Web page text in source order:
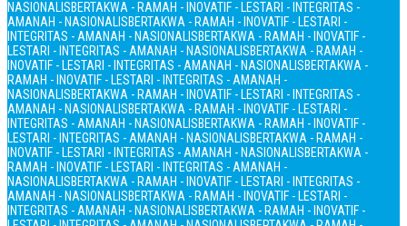
NASIONALISBERTAKWA - RAMAH - INOVATIF - LESTARI - INTEGRITAS -
AMANAH - NASIONALISBERTAKWA - RAMAH - INOVATIF - LESTARI -
INTEGRITAS - AMANAH - NASIONALISBERTAKWA - RAMAH - INOVATIF -
LESTARI - INTEGRITAS - AMANAH - NASIONALISBERTAKWA - RAMAH -
INOVATIF - LESTARI - INTEGRITAS - AMANAH - NASIONALISBERTAKWA -
RAMAH - INOVATIF - LESTARI - INTEGRITAS - AMANAH -
NASIONALISBERTAKWA - RAMAH - INOVATIF - LESTARI - INTEGRITAS -
AMANAH - NASIONALISBERTAKWA - RAMAH - INOVATIF - LESTARI -
INTEGRITAS - AMANAH - NASIONALISBERTAKWA - RAMAH - INOVATIF -
LESTARI - INTEGRITAS - AMANAH - NASIONALISBERTAKWA - RAMAH -
INOVATIF - LESTARI - INTEGRITAS - AMANAH - NASIONALISBERTAKWA -
RAMAH - INOVATIF - LESTARI - INTEGRITAS - AMANAH -
NASIONALISBERTAKWA - RAMAH - INOVATIF - LESTARI - INTEGRITAS -
AMANAH - NASIONALISBERTAKWA - RAMAH - INOVATIF - LESTARI -
INTEGRITAS - AMANAH - NASIONALISBERTAKWA - RAMAH - INOVATIF -